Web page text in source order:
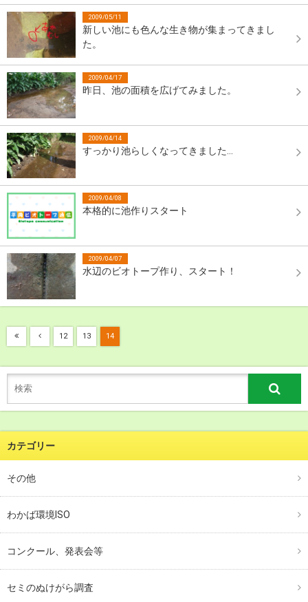
2009/05/11
新しい池にも色んな生き物が集まってきまし
た。
2009/04/17
昨日、池の面積を広げてみました。
2009/04/14
すっかり池らしくなってきました…
2009/04/08
本格的に池作りスタート
2009/04/07
水辺のビオトープ作り、スタート！
12 13 14
カテゴリー
その他
わかば環境ISO
コンクール、発表会等
セミのぬけがら調査